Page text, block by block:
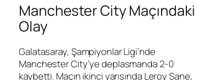
Manchester City Maçındaki
Olay
Galatasaray, Şampiyonlar Ligi’nde
Manchester City’ye deplasmanda 2-0
kaybetti. Maçın ikinci yarısında Leroy Sane,